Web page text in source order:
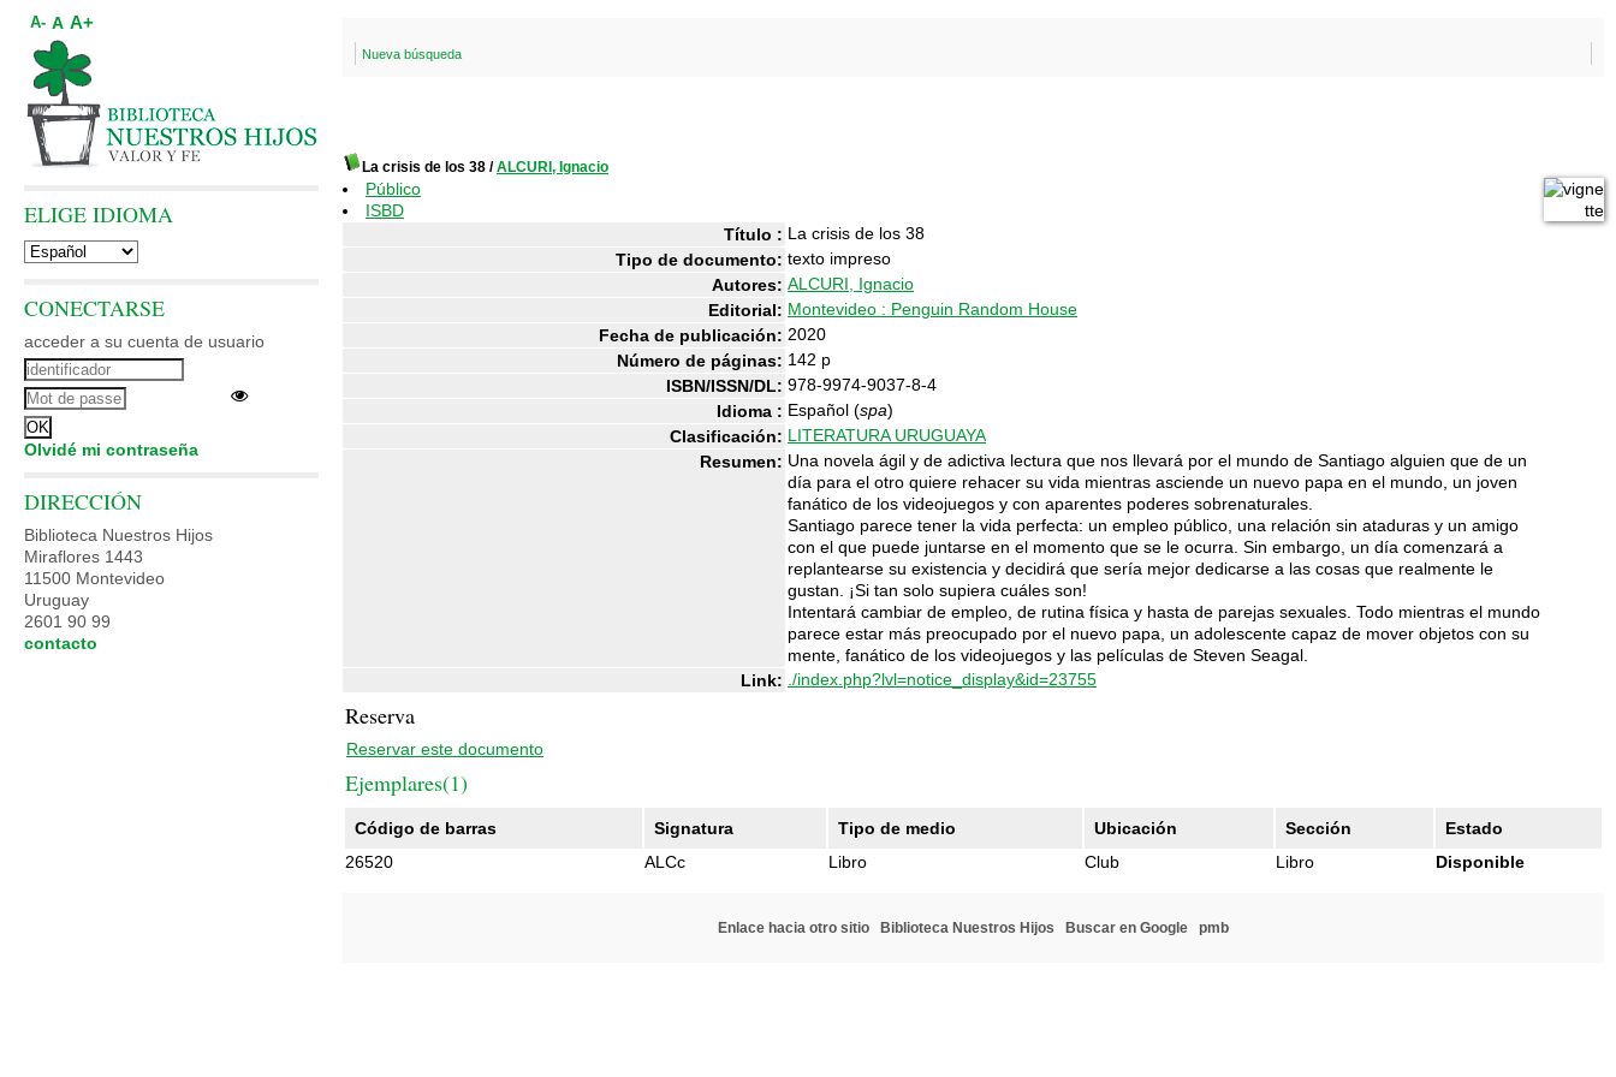
Nueva búsqueda
La crisis de los 38 /ALCURI, Ignacio
Público
ISBD
Título : La crisis de los 38
Tipo de documento: texto impreso
Autores: ALCURI, Ignacio
Editorial: Montevideo : Penguin Random House
Fecha de publicación: 2020
Número de páginas: 142 p
ISBN/ISSN/DL: 978-9974-9037-8-4
Idioma : Español (spa)
Clasificación: LITERATURA URUGUAYA
Resumen: Una novela ágil y de adictiva lectura que nos llevará por el mundo de Santiago alguien que de un
día para el otro quiere rehacer su vida mientras asciende un nuevo papa en el mundo, un joven
fanático de los videojuegos y con aparentes poderes sobrenaturales.
Santiago parece tener la vida perfecta: un empleo público, una relación sin ataduras y un amigo
con el que puede juntarse en el momento que se le ocurra. Sin embargo, un día comenzará a
replantearse su existencia y decidirá que sería mejor dedicarse a las cosas que realmente le
gustan. ¡Si tan solo supiera cuáles son!
Intentará cambiar de empleo, de rutina física y hasta de parejas sexuales. Todo mientras el mundo
parece estar más preocupado por el nuevo papa, un adolescente capaz de mover objetos con su
mente, fanático de los videojuegos y las películas de Steven Seagal.
Link: ./index.php?lvl=notice_display&id=23755
Reserva
Reservar este documento
Ejemplares(1)
Código de barras Signatura Tipo de medio Ubicación Sección
Estado
26520
ALCc Libro Club Libro Disponible
Enlace hacia otro sitio Biblioteca Nuestros Hijos Buscar en Google pmb
A- A A+
ELIGE IDIOMA
CONECTARSE
acceder a su cuenta de usuario
Olvidé mi contraseña
DIRECCIÓN
Biblioteca Nuestros Hijos
Miraflores 1443
11500 Montevideo
Uruguay
2601 90 99
contacto